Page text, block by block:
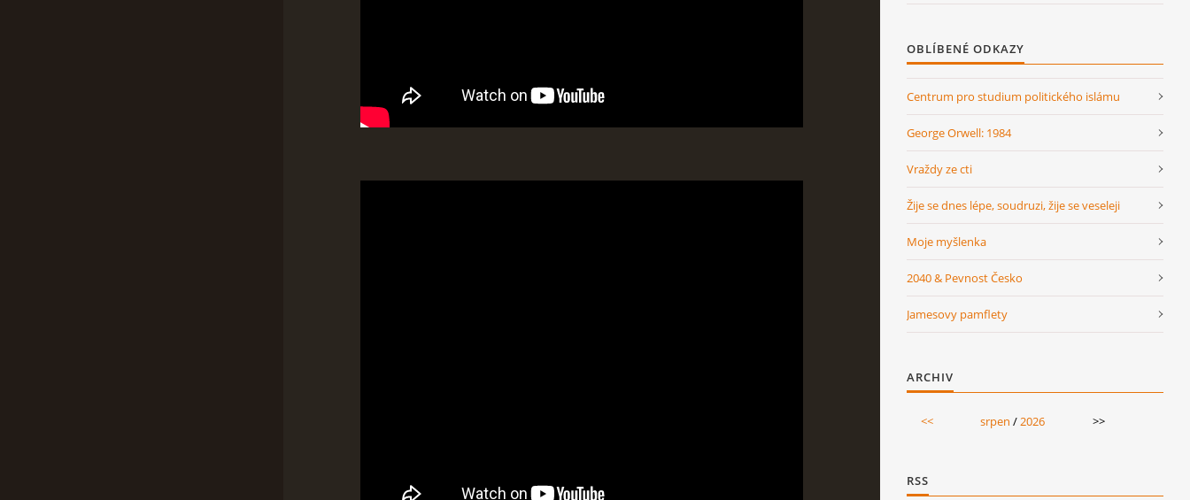
OBLÍBENÉ ODKAZY
Centrum pro studium politického islámu
George Orwell: 1984
Vraždy ze cti
Žije se dnes lépe, soudruzi, žije se veseleji
Moje myšlenka
2040 & Pevnost Česko
Jamesovy pamflety
ARCHIV
<< srpen /2026 >>
RSS